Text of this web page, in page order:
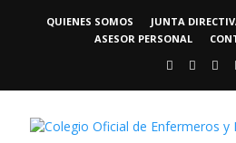
QUIENES SOMOS JUNTA
ASESOR PERSONAL